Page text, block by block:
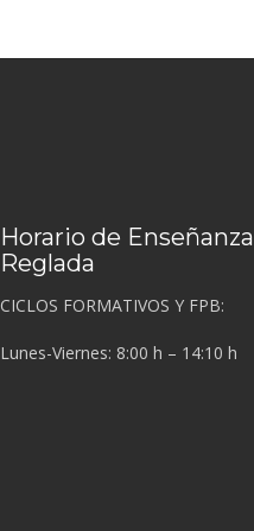
Horario de Enseñanza
Reglada
CICLOS FORMATIVOS Y FPB:
Lunes-Viernes: 8:00 h – 14:10 h